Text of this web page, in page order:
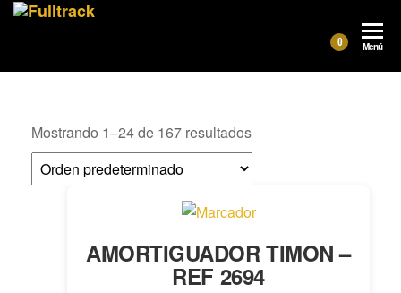
0 Menú
Mostrando 1–24 de 167 resultados
AMORTIGUADOR TIMON –
REF 2694